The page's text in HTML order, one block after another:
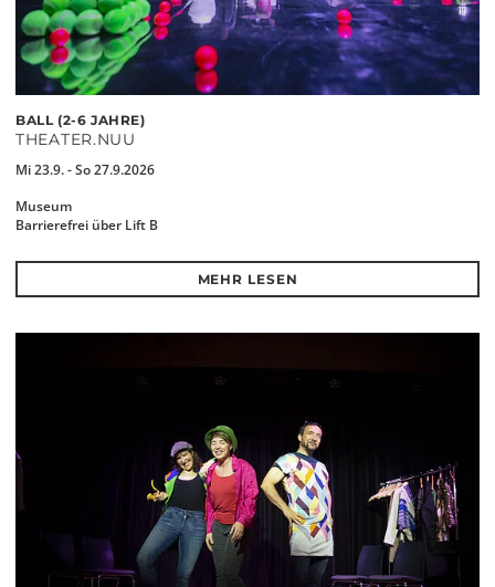
BALL (2-6 JAHRE)
THEATER.NUU
Mi 23.9. - So 27.9.2026
Museum
Barrierefrei über Lift B
MEHR LESEN